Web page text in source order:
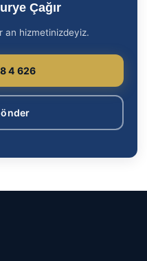
Çağır
an hizmetinizdeyiz.
4 626